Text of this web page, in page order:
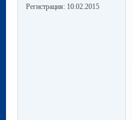
Регистрация: 10.02.2015